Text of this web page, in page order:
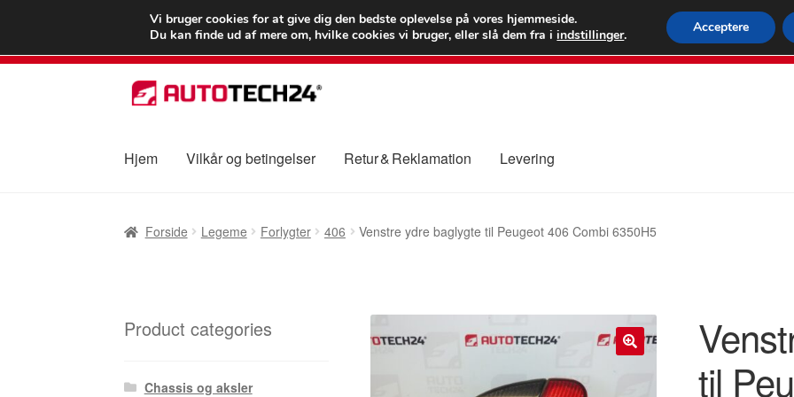
LEVERING fra 55 kr.
FEDEX
80 82
Spring
til
Spring
til
Hjem Vilkår og betingelser Retur & Reklamation Levering
Forside Legeme Forlygter 406 Venstre ydre baglygte til Peugeot 406 Combi 6350H5
til
Product categories
Chassis og aksler
Vi bruger cookies for at give dig den bedste oplevelse på vores hjemmeside.
Du kan finde ud af mere om, hvilke cookies vi bruger, eller slå dem fra iindstillinger. Acceptere